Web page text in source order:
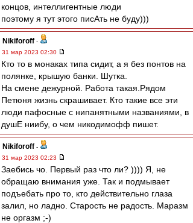
концов, интеллигентные люди
поэтому я тут этого писАть не буду)))
Nikiforoff -
31 мар 2023 02:30
Кто то в монаках типа сидит, а я без понтов на
полянке, крышую банки. Шутка.
На смене дежурной. Работа такая.Рядом
Петюня жизнь скрашивает. Кто такие все эти
люди пафосные с нипанятными названиями, в
душЕ ниибу, о чем никодимофф пишет.
Nikiforoff -
31 мар 2023 02:23
Заебись чо. Первый раз что ли? )))) Я, не
обращаю внимания уже. Так и подмывает
подъебать про то, кто действительно глаза
залил, но ладно. Старость не радость. Маразм
не оргазм ;-)